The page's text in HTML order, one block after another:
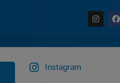
Instagram